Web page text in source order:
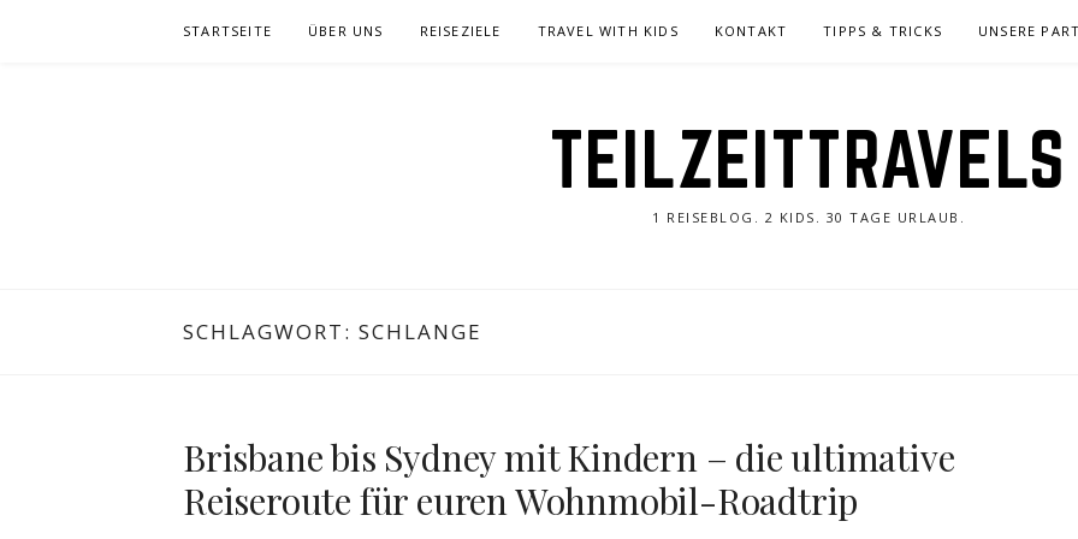
STARTSEITE ÜBER UNS REISEZIELE TRAVEL WITH KIDS KONTAKT TIPPS & TRICKS UNSERE
TEILZEITTRAVELS
1 REISEBLOG. 2 KIDS. 30 TAGE URLAUB.
SCHLAGWORT: SCHLANGE
Brisbane bis Sydney mit Kindern – die ultimative
Reiseroute für euren Wohnmobil-Roadtrip